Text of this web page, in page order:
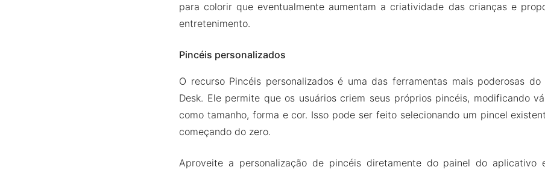
para colorir que eventualmente aumentam a criatividade das crianças e
entretenimento.
Pincéis personalizados
O recurso Pincéis personalizados é uma das ferramentas mais poderosas
Desk. Ele permite que os usuários criem seus próprios pincéis, modificando
como tamanho, forma e cor. Isso pode ser feito selecionando um pincel
começando do zero.
Aproveite a personalização de pincéis diretamente do painel do aplicativo